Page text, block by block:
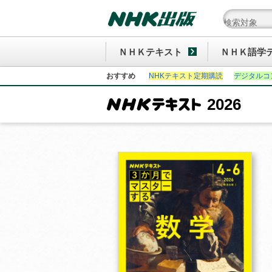
ＮＨＫテキスト ＮＨＫ語学
おすすめ NHKテキスト定期購読 デジタル
2026